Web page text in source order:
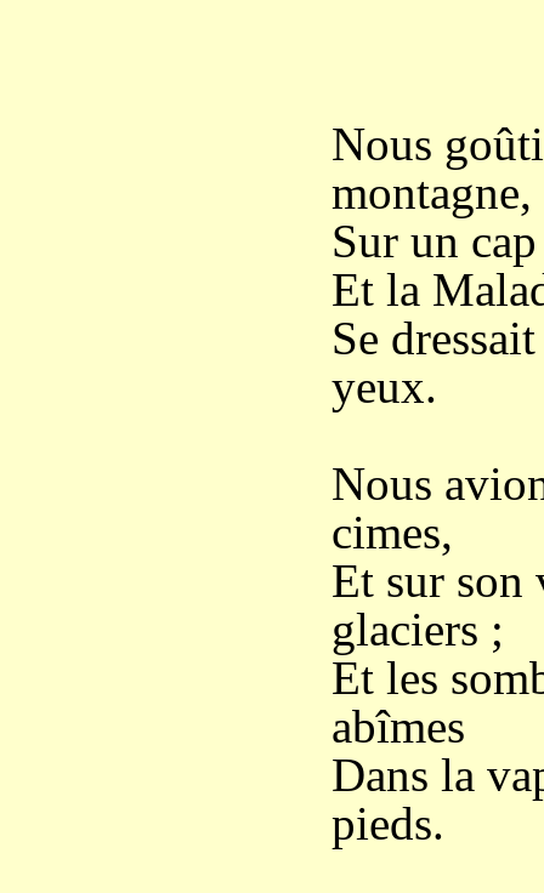
Nous
montagne,
Sur un
Et la
Se
yeux.
Nous
cimes,
Et sur son
glaciers ;
Et les
abîmes
Dans la
pieds.